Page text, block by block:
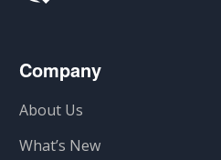
Company
About Us
What’s New